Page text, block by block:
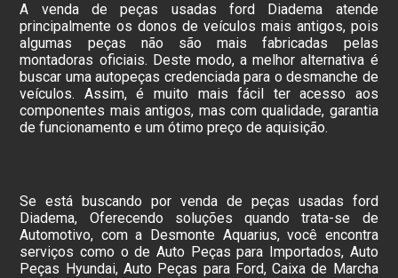
A venda de peças usadas ford Diadema atende
principalmente os donos de veículos mais antigos, pois
algumas peças não são mais fabricadas pelas
montadoras oficiais. Deste modo, a melhor alternativa é
buscar uma autopeças credenciada para o desmanche de
veículos. Assim, é muito mais fácil ter acesso aos
componentes mais antigos, mas com qualidade, garantia
de funcionamento e um ótimo preço de aquisição.
Se está buscando por venda de peças usadas ford
Diadema, Oferecendo soluções quando trata-se de
Automotivo, com a Desmonte Aquarius, você encontra
serviços como o de Auto Peças para Importados, Auto
Peças Hyundai, Auto Peças para Ford, Caixa de Marcha